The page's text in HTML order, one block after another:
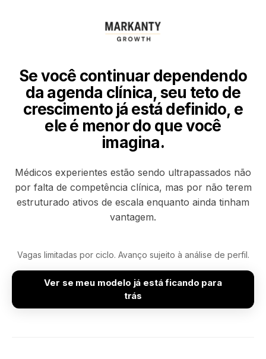
Se você continuar dependendo
da agenda clínica, seu teto de
crescimento já está definido, e
ele é menor do que você
imagina.
Médicos experientes estão sendo ultrapassados não
por falta de competência clínica, mas por não terem
estruturado ativos de escala enquanto ainda tinham
vantagem.
Vagas limitadas por ciclo. Avanço sujeito à análise de perfil.
Ver se meu modelo já está ficando para
trás